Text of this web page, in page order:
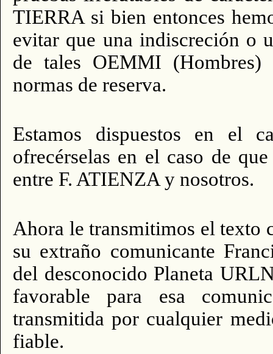
TIERRA si bien entonces
evitar que una indiscreción o
de tales OEMMI (Hombres)
normas de reserva.
Estamos dispuestos en el
ofrecérselas en el caso de
entre F. ATIENZA y nosotros.
Ahora le transmitimos el texto
su extraño comunicante
del desconocido Planeta
favorable para esa
transmitida por cualquier
fiable.